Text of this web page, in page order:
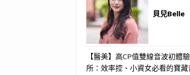
貝兒Belle
【醫美】高CP值雙線音波初體
所：效率控、小資女必看的寶